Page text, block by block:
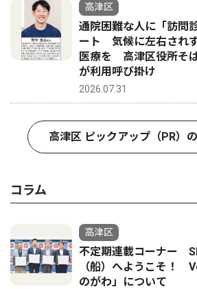
高津区
通院困難な人に「訪問
ート 気候に左右され
医療を 高津区役所そ
が利用呼び掛け
2026.07.31
高津区 ピックアップ（PR）
コラム
高津区
不定期連載コーナー
（船）へようこそ！
のがわ」について